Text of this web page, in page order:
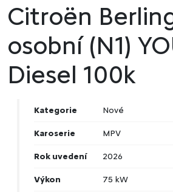
Citroën
osobní (N1)
Diesel 100k
Kategorie Nové
Karoserie MPV
Rok uvedení 2026
Výkon 75 kW